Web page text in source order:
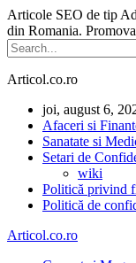
Articole SEO de tip
din Romania.
Articol.co.ro
joi, august 6,
Afaceri si
Sanatate si
Setari de
wiki
Politică privind
Politică de
Articol.co.ro